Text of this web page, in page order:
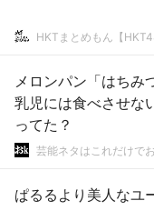
HKTまとめもん【
メロンパン「はちみ
乳児には食べさせな
ってた？
芸能ネタはこれだけで
ぱるるより美人なユ